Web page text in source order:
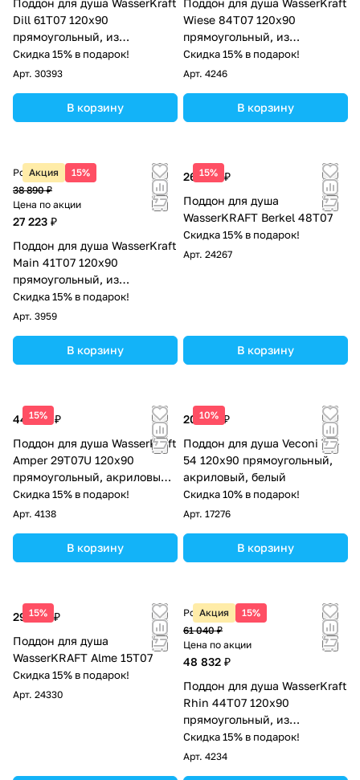
Dill 61T07 120х90
прямоугольный, из
искусственного камня,
черный матовый
Скидка 15% в подарок!
Арт. 30393
В корзину
Wiese 84T07 120х90
прямоугольный, из
искусственного камня,
серый матовый
Скидка 15% в подарок!
Арт. 4246
В корзину
Акция 15%
Розничная цена
38 890 ₽
Цена по акции
27 223 ₽
Поддон для душа WasserKraft
Main 41T07 120х90
прямоугольный, из
стеклопластика, белый
камень
Скидка 15% в подарок!
Арт. 3959
В корзину
15%
26 390 ₽
Поддон для душа
WasserKRAFT Berkel 48T07
Скидка 15% в подарок!
Арт. 24267
В корзину
15%
44 930 ₽
Поддон для душа WasserKraft
Amper 29T07U 120х90
прямоугольный, акриловый,
белый
Скидка 15% в подарок!
Арт. 4138
В корзину
10%
20 324 ₽
Поддон для душа Veconi TZ-
54 120х90 прямоугольный,
акриловый, белый
Скидка 10% в подарок!
Арт. 17276
В корзину
15%
29 360 ₽
Поддон для душа
WasserKRAFT Alme 15T07
Скидка 15% в подарок!
Арт. 24330
Акция 15%
Розничная цена
61 040 ₽
Цена по акции
48 832 ₽
Поддон для душа WasserKraft
Rhin 44T07 120х90
прямоугольный, из
искусственного камня,
белый мрамор
Скидка 15% в подарок!
Арт. 4234